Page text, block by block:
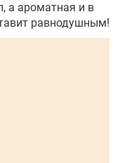
а ароматная и в
равнодушным!